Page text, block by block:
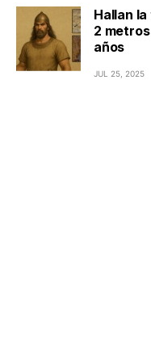
Hallan
2
años
JUL 25, 2025